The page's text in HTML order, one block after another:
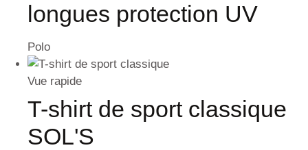
longues protection UV
Polo
Vue rapide
T-shirt de sport classique
SOL'S